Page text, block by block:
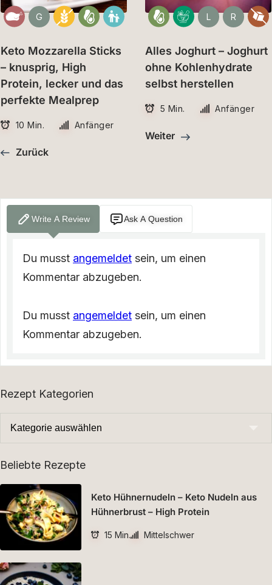
G
Keto Mozzarella Sticks
– knusprig, High
Protein, lecker und das
perfekte Mealprep
10 Min. Anfänger
Zurück
L R
Alles Joghurt – Joghurt
ohne Kohlenhydrate
selbst herstellen
5 Min. Anfänger
Weiter
Write A Review Ask A Question
Du musst angemeldet sein, um einen
Kommentar abzugeben.
Du musst angemeldet sein, um einen
Kommentar abzugeben.
Rezept Kategorien
Beliebte Rezepte
Keto Hühnernudeln – Keto Nudeln aus
Hühnerbrust – High Protein
15 Min. Mittelschwer